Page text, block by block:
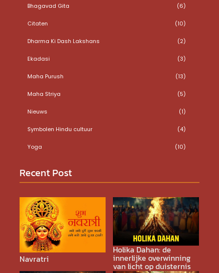
Bhagavad Gita (6)
Citaten (10)
Dharma Ki Dash Lakshans (2)
Ekadasi (3)
Maha Purush (13)
Maha Striya (5)
Nieuws (1)
Symbolen Hindu cultuur (4)
Yoga (10)
Recent Post
Navratri
Holika Dahan: de
innerlijke overwinning
van licht op duisternis